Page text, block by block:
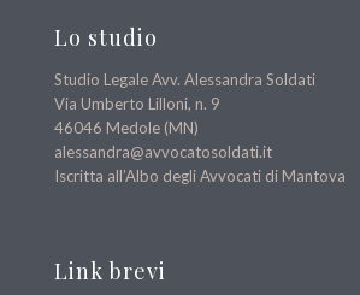
Lo studio
Studio Legale Avv. Alessandra Soldati
Via Umberto Lilloni, n. 9
46046 Medole (MN)
alessandra@avvocatosoldati.it
Iscritta all’Albo degli Avvocati di Mantova
Link brevi